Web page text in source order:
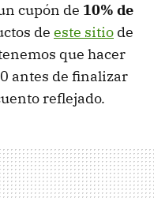
cupón de 10% de
de este sitio de
que hacer
antes de finalizar
reflejado.